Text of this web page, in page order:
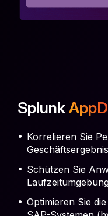
Splunk
Korrelieren Sie
Schützen Sie
Optimieren Sie